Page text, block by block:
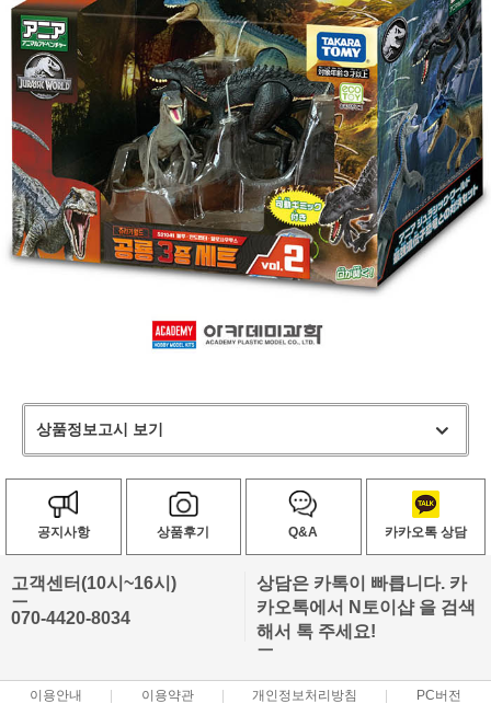
상품정보고시 보기
공지사항 상품후기 Q&A 카카오톡 상담
고객센터(10시~16시)
ㅡ
070-4420-8034
상담은 카톡이 빠릅니다. 카
카오톡에서 N토이샵 을 검색
해서 톡 주세요!
ㅡ
이용안내 이용약관 개인정보처리방침 PC버전